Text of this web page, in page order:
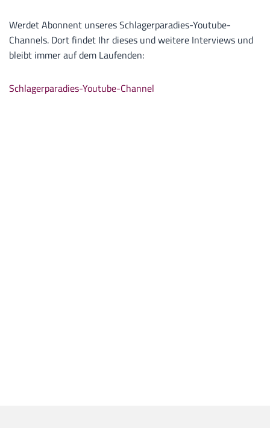
Werdet Abonnent unseres Schlagerparadies-Youtube-
Channels. Dort findet Ihr dieses und weitere Interviews und
bleibt immer auf dem Laufenden:
Schlagerparadies-Youtube-Channel